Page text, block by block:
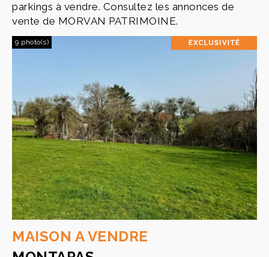
parkings à vendre. Consultez les annonces de
vente de MORVAN PATRIMOINE.
9 photo(s)
MAISON A VENDRE